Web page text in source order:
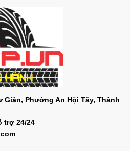
Giản, Phường An Hội Tây, Thành
trợ 24/24